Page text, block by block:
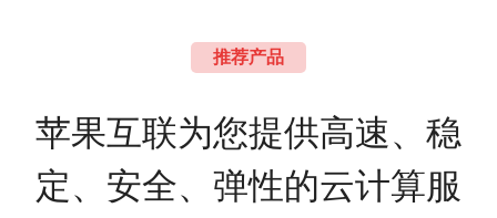
推荐产品
苹果互联为您提供高速、稳
定、安全、弹性的云计算服